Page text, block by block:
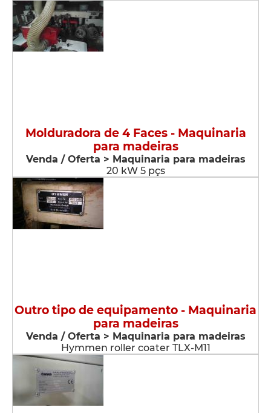
Molduradora de 4 Faces - Maquinaria
para madeiras
Venda / Oferta > Maquinaria para madeiras
20 kW 5 pçs
Outro tipo de equipamento - Maquinaria
para madeiras
Venda / Oferta > Maquinaria para madeiras
Hymmen roller coater TLX-M11